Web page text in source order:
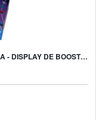
DISNEY LORCANA JCC : LE RETOUR D’URSULA - DISPLAY DE BOOSTERS (24 BOOSTERS) - FR